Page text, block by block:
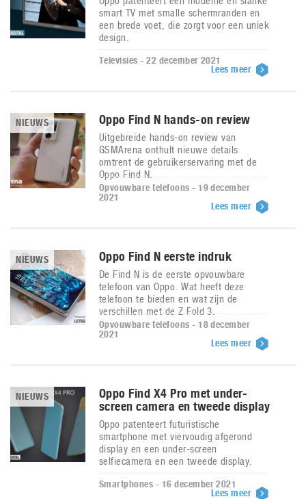
smart TV met smalle schermranden en
een brede voet, die zorgt voor een uniek
design.
Televisies - 22 december 2021
Lees meer
NIEUWS Oppo Find N hands-on review
Uitgebreide hands-on review van
GSMArena onthult nieuwe details
omtrent de gebruikerservaring met de
Oppo Find N.
Opvouwbare telefoons - 19 december
2021
Lees meer
NIEUWS Oppo Find N eerste indruk
De Find N is de eerste opvouwbare
telefoon van Oppo. Wat heeft deze
telefoon te bieden en wat zijn de
verschillen met de Z Fold 3.
Opvouwbare telefoons - 18 december
2021
Lees meer
NIEUWS
Oppo Find X4 Pro met under-
screen camera en tweede display
Oppo patenteert futuristische
smartphone met viervoudig afgerond
display en een under-screen
selfiecamera en een tweede display.
Smartphones - 16 december 2021
Lees meer